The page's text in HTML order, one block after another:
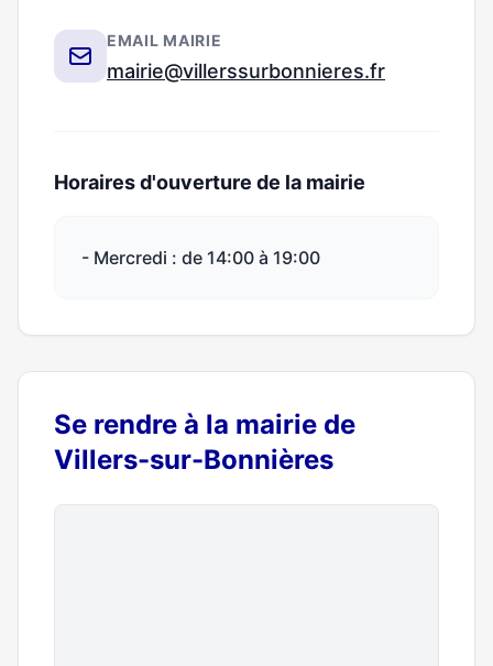
EMAIL MAIRIE
mairie@villerssurbonnieres.fr
Horaires d'ouverture de la mairie
- Mercredi : de 14:00 à 19:00
Se rendre à la mairie de
Villers-sur-Bonnières